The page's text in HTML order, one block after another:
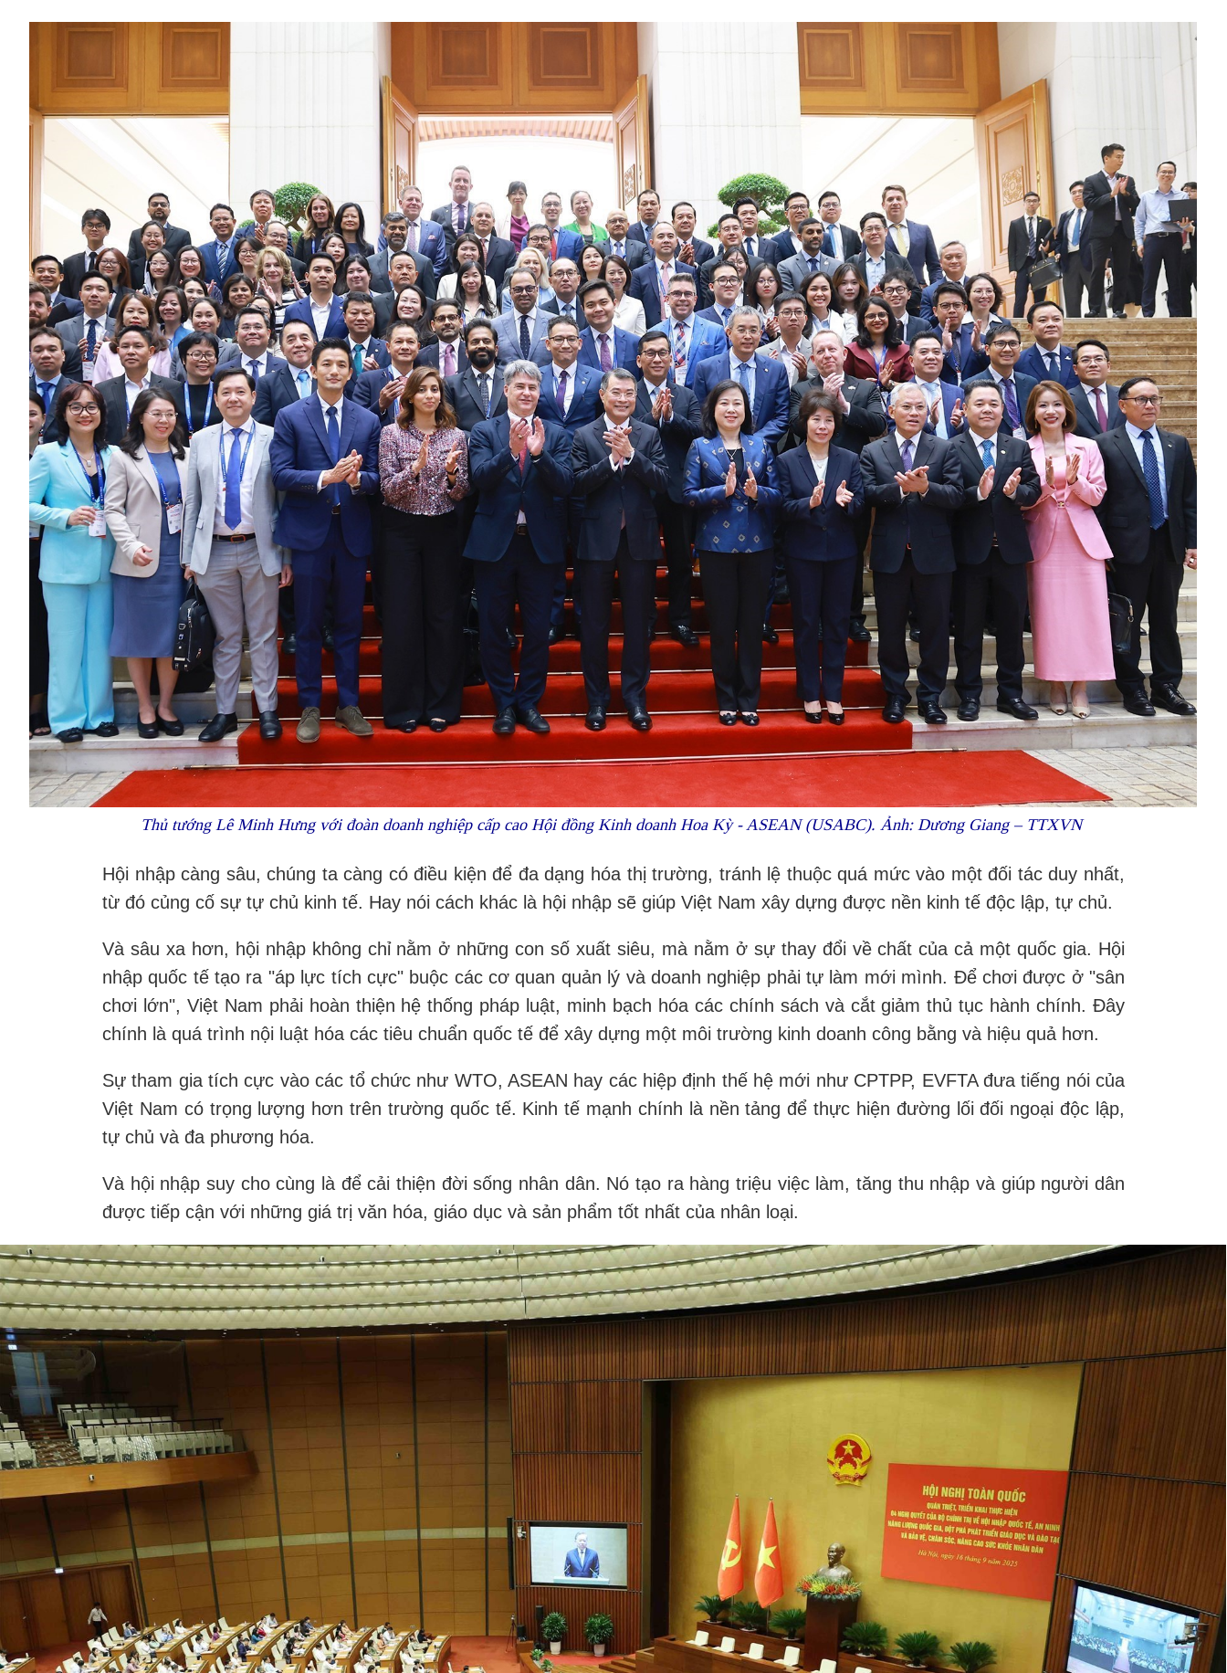
Thủ tướng Lê Minh Hưng với đoàn doanh nghiệp cấp cao Hội đồng Kinh doanh Hoa Kỳ - ASEAN (USABC). Ảnh: Dương Giang – TTXVN
Hội nhập càng sâu, chúng ta càng có điều kiện để đa dạng hóa thị trường, tránh lệ thuộc quá mức vào một đối tác duy nhất,
từ đó củng cố sự tự chủ kinh tế. Hay nói cách khác là hội nhập sẽ giúp Việt Nam xây dựng được nền kinh tế độc lập, tự chủ.
Và sâu xa hơn, hội nhập không chỉ nằm ở những con số xuất siêu, mà nằm ở sự thay đổi về chất của cả một quốc gia. Hội
nhập quốc tế tạo ra "áp lực tích cực" buộc các cơ quan quản lý và doanh nghiệp phải tự làm mới mình. Để chơi được ở "sân
chơi lớn", Việt Nam phải hoàn thiện hệ thống pháp luật, minh bạch hóa các chính sách và cắt giảm thủ tục hành chính. Đây
chính là quá trình nội luật hóa các tiêu chuẩn quốc tế để xây dựng một môi trường kinh doanh công bằng và hiệu quả hơn.
Sự tham gia tích cực vào các tổ chức như WTO, ASEAN hay các hiệp định thế hệ mới như CPTPP, EVFTA đưa tiếng nói của
Việt Nam có trọng lượng hơn trên trường quốc tế. Kinh tế mạnh chính là nền tảng để thực hiện đường lối đối ngoại độc lập,
tự chủ và đa phương hóa.
Và hội nhập suy cho cùng là để cải thiện đời sống nhân dân. Nó tạo ra hàng triệu việc làm, tăng thu nhập và giúp người dân
được tiếp cận với những giá trị văn hóa, giáo dục và sản phẩm tốt nhất của nhân loại.